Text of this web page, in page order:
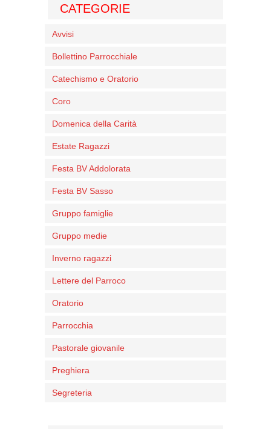
CATEGORIE
Avvisi
Bollettino Parrocchiale
Catechismo e Oratorio
Coro
Domenica della Carità
Estate Ragazzi
Festa BV Addolorata
Festa BV Sasso
Gruppo famiglie
Gruppo medie
Inverno ragazzi
Lettere del Parroco
Oratorio
Parrocchia
Pastorale giovanile
Preghiera
Segreteria